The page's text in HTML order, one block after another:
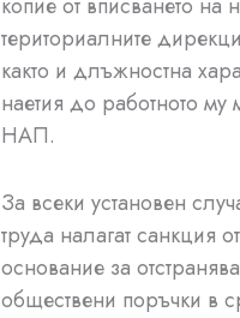
копие от вписването на
териториалните
както и длъжностна
наетия до работното
НАП.
За всеки установен
труда налагат санкция
основание за
обществени поръчки в